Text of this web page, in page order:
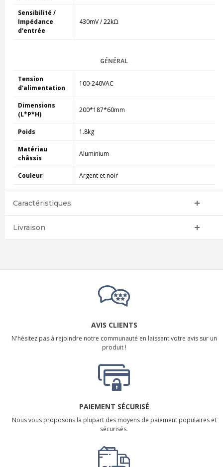
Sensibilité /
Impédance
d'entrée
430mV / 22kΩ
GÉNÉRAL
Tension
d'alimentation
100-240VAC
Dimensions
(L*P*H)
200*187*60mm
Poids 1.8kg
Matériau
châssis
Aluminium
Couleur Argent et noir
Caractéristiques
Livraison
AVIS CLIENTS
N'hésitez pas à rejoindre notre communauté en laissant votre avis sur un
produit !
PAIEMENT SÉCURISÉ
Nous vous proposons la plupart des moyens de paiement populaires et
sécurisés.